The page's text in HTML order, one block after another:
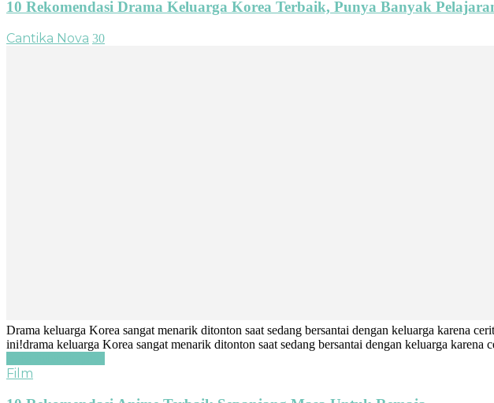
10 Rekomendasi Drama Keluarga Korea Terbaik, Punya Banyak
Cantika Nova 30
Drama keluarga Korea sangat menarik ditonton saat sedang bersantai dengan keluarga karena
ini!drama keluarga Korea sangat menarik ditonton saat sedang bersantai dengan keluarga
Film